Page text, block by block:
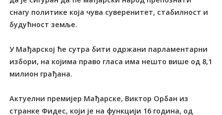
снагу политике која чува суверенитет, стабилност и
будућност земље.
У Мађарској ће сутра бити одржани парламентарни
избори, на којима право гласа има нешто више од 8,1
милион грађана.
Актуелни премијер Мађарске, Виктор Орбан из
странке Фидес, који је на функцији 16 година, од